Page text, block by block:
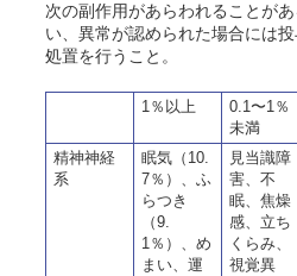
次の副作用があらわれることが
い、異常が認められた場合には
処置を行うこと。
1％以上
0.1〜1％
未満
精神神経
系
眠気（10.
7％）、ふ
らつき
（9.
1％）、め
まい、運
見当識障
害、不
眠、焦燥
感、立ち
くらみ、
視覚異